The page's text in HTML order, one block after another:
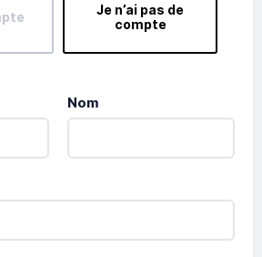
Je n’ai pas de
compte
Nom